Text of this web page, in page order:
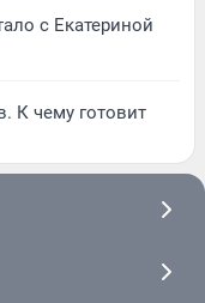
с Екатериной
К чему готовит